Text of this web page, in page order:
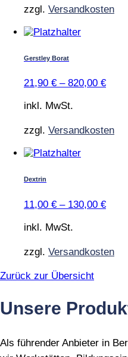
können
der
zzgl. Versandkosten
Dieses
Varianten
können
der
Gerstley Borat
21,90 € – 820,00 €
inkl. MwSt.
zzgl. Versandkosten
Dieses
Varianten
auf.
können
der
werden
Dextrin
11,00 € – 130,00 €
inkl. MwSt.
zzgl. Versandkosten
Zurück zur Übersicht
Unsere
Als führender Anbieter in